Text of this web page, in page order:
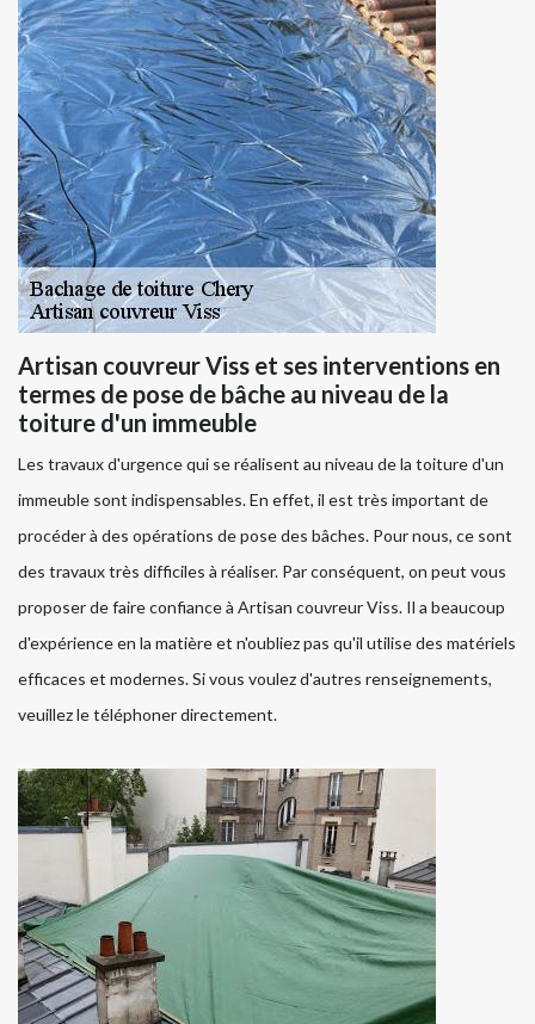
Artisan couvreur Viss et ses interventions en
termes de pose de bâche au niveau de la
toiture d'un immeuble
Les travaux d'urgence qui se réalisent au niveau de la toiture d'un
immeuble sont indispensables. En effet, il est très important de
procéder à des opérations de pose des bâches. Pour nous, ce sont
des travaux très difficiles à réaliser. Par conséquent, on peut vous
proposer de faire confiance à Artisan couvreur Viss. Il a beaucoup
d'expérience en la matière et n'oubliez pas qu'il utilise des matériels
efficaces et modernes. Si vous voulez d'autres renseignements,
veuillez le téléphoner directement.